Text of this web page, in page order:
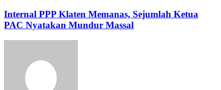
Internal PPP Klaten Memanas, Sejumlah Ketua
PAC Nyatakan Mundur Massal